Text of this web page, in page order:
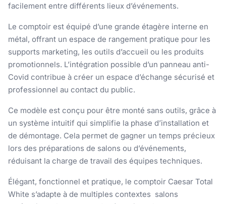
facilement entre différents lieux d’événements.
Le comptoir est équipé d’une grande étagère interne en
métal, offrant un espace de rangement pratique pour les
supports marketing, les outils d’accueil ou les produits
promotionnels. L’intégration possible d’un panneau anti-
Covid contribue à créer un espace d’échange sécurisé et
professionnel au contact du public.
Ce modèle est conçu pour être monté sans outils, grâce à
un système intuitif qui simplifie la phase d’installation et
de démontage. Cela permet de gagner un temps précieux
lors des préparations de salons ou d’événements,
réduisant la charge de travail des équipes techniques.
Élégant, fonctionnel et pratique, le comptoir Caesar Total
White s’adapte à de multiples contextes salons